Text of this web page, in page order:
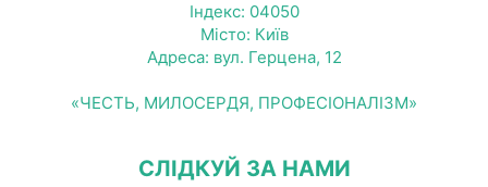
Індекс: 04050
Місто: Київ
Адреса: вул. Герцена, 12
«ЧЕСТЬ, МИЛОСЕРДЯ, ПРОФЕСІОНАЛІЗМ»
СЛІДКУЙ ЗА НАМИ